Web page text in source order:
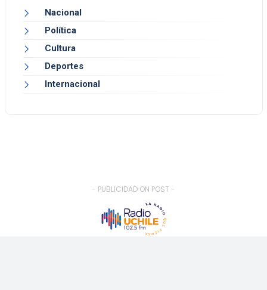
Nacional
Política
Cultura
Deportes
Internacional
- PUBLICIDAD ON POST -